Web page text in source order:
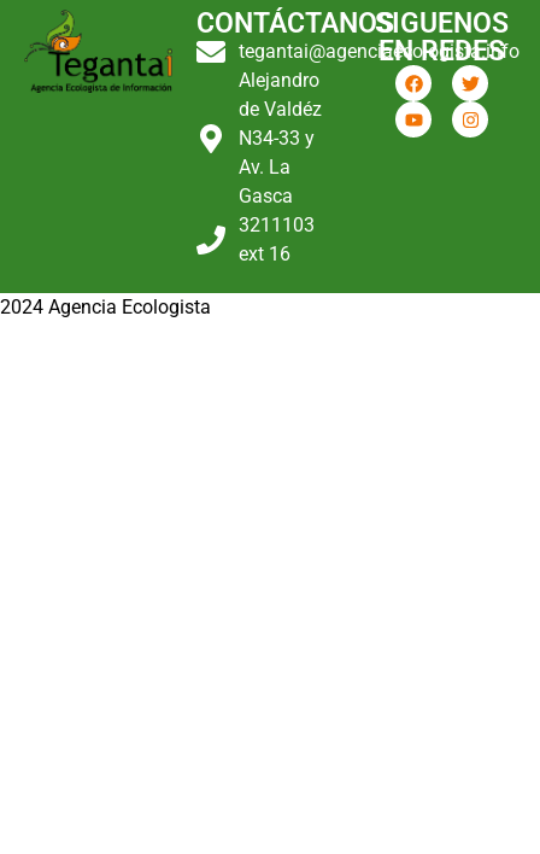
CONTÁCTANOS
tegantai@agenciaecologista.info
Alejandro
de Valdéz
N34-33 y
Av. La
Gasca
3211103
ext 16
SIGUENOS
EN REDES
2024 Agencia Ecologista